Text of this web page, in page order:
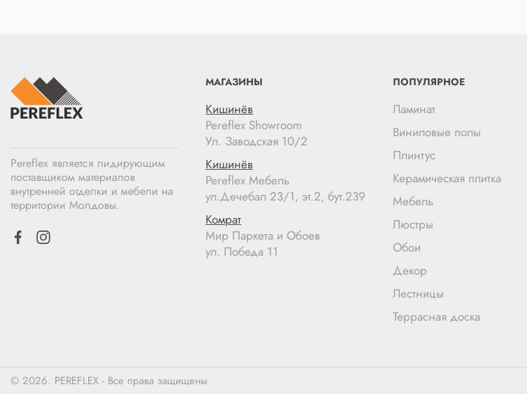
Pereflex является лидирующим
поставщиком материалов
внутренней отделки и мебели на
территории Молдовы.
МАГАЗИНЫ
Кишинёв
Pereflex Showroom
Ул. Заводская 10/2
Кишинёв
Pereflex Мебель
ул.Дечебал 23/1, эт.2, бут.239
Комрат
Мир Паркета и Обоев
ул. Победа 11
ПОПУЛЯРНОЕ
Ламинат
Виниловые полы
Плинтус
Керамическая плитка
Мебель
Люстры
Обои
Декор
Лестницы
Террасная доска
© 2026. PEREFLEX - Все права защищены